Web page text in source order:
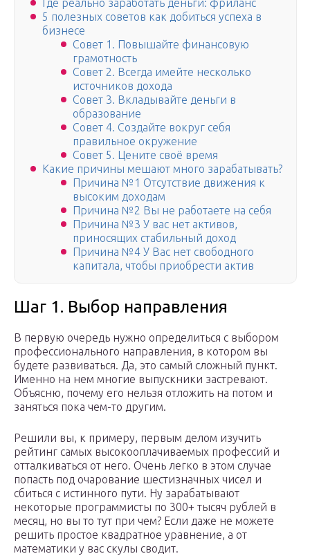
Где реально заработать деньги: фриланс
5 полезных советов как добиться успеха в
бизнесе
Совет 1. Повышайте финансовую
грамотность
Совет 2. Всегда имейте несколько
источников дохода
Совет 3. Вкладывайте деньги в
образование
Совет 4. Создайте вокруг себя
правильное окружение
Совет 5. Цените своё время
Какие причины мешают много зарабатывать?
Причина №1 Отсутствие движения к
высоким доходам
Причина №2 Вы не работаете на себя
Причина №3 У вас нет активов,
приносящих стабильный доход
Причина №4 У Вас нет свободного
капитала, чтобы приобрести актив
Шаг 1. Выбор направления
В первую очередь нужно определиться с выбором
профессионального направления, в котором вы
будете развиваться. Да, это самый сложный пункт.
Именно на нем многие выпускники застревают.
Объясню, почему его нельзя отложить на потом и
заняться пока чем-то другим.
Решили вы, к примеру, первым делом изучить
рейтинг самых высокооплачиваемых профессий и
отталкиваться от него. Очень легко в этом случае
попасть под очарование шестизначных чисел и
сбиться с истинного пути. Ну зарабатывают
некоторые программисты по 300+ тысяч рублей в
месяц, но вы то тут при чем? Если даже не можете
решить простое квадратное уравнение, а от
математики у вас скулы сводит.